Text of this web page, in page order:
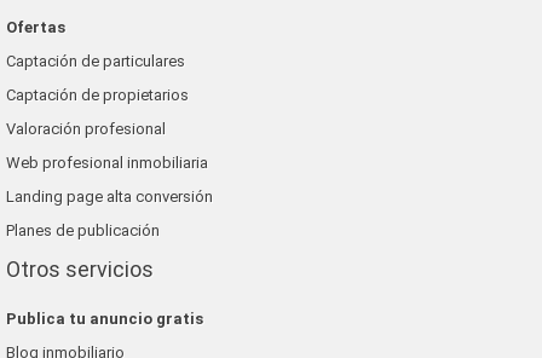
Ofertas
Captación de particulares
Captación de propietarios
Valoración profesional
Web profesional inmobiliaria
Landing page alta conversión
Planes de publicación
Otros servicios
Publica tu anuncio gratis
Blog inmobiliario